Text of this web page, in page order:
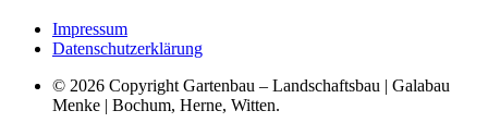
Impressum
Datenschutzerklärung
© 2026 Copyright Gartenbau – Landschaftsbau | Galabau
Menke | Bochum, Herne, Witten.